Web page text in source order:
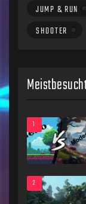
JUMP & RUN
SHOOTER